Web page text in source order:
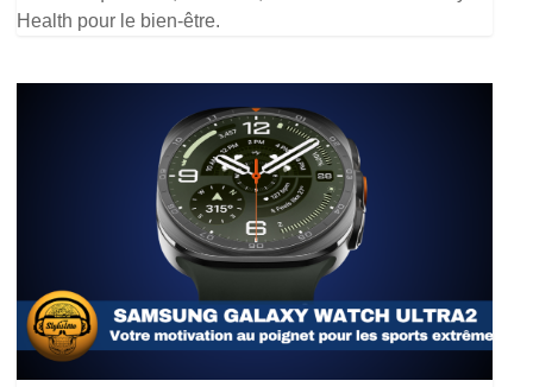
Health pour le bien-être.